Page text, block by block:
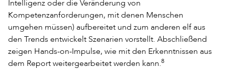
Intelligenz oder die Veränderung von
Kompetenzanforderungen, mit denen Menschen
umgehen müssen) aufbereitet und zum anderen elf aus
den Trends entwickelt Szenarien vorstellt. Abschließend
zeigen Hands-on-Impulse, wie mit den Erkenntnissen aus
dem Report weitergearbeitet werden kann.8